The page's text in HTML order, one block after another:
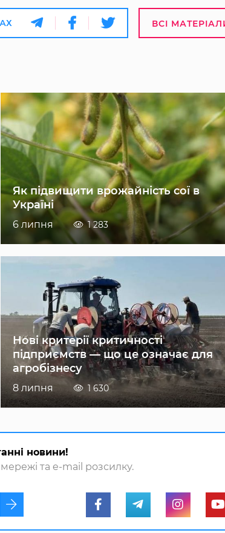
ВСІ
Як підвищити врожайність сої в
Україні
6 липня 1 283
Нові критерії критичності
підприємств — що це означає для
агробізнесу
8 липня 1 630
новини!
та e-mail розсилку.